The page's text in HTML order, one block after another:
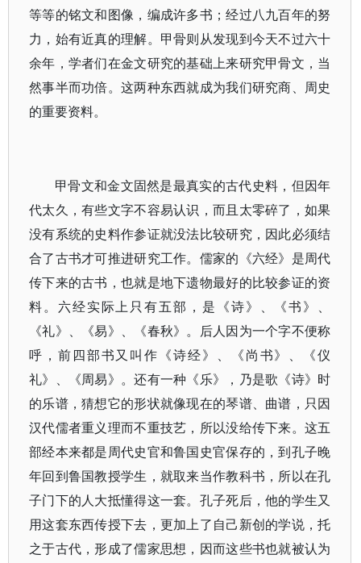
等等的铭文和图像，编成许多书；经过八九百年的努
力，始有近真的理解。甲骨则从发现到今天不过六十
余年，学者们在金文研究的基础上来研究甲骨文，当
然事半而功倍。这两种东西就成为我们研究商、周史
的重要资料。
甲骨文和金文固然是最真实的古代史料，但因年
代太久，有些文字不容易认识，而且太零碎了，如果
没有系统的史料作参证就没法比较研究，因此必须结
合了古书才可推进研究工作。儒家的《六经》是周代
传下来的古书，也就是地下遗物最好的比较参证的资
料。六经实际上只有五部，是《诗》、《书》、
《礼》、《易》、《春秋》。后人因为一个字不便称
呼，前四部书又叫作《诗经》、《尚书》、《仪
礼》、《周易》。还有一种《乐》，乃是歌《诗》时
的乐谱，猜想它的形状就像现在的琴谱、曲谱，只因
汉代儒者重义理而不重技艺，所以没给传下来。这五
部经本来都是周代史官和鲁国史官保存的，到孔子晚
年回到鲁国教授学生，就取来当作教科书，所以在孔
子门下的人大抵懂得这一套。孔子死后，他的学生又
用这套东西传授下去，更加上了自己新创的学说，托
之于古代，形成了儒家思想，因而这些书也就被认为